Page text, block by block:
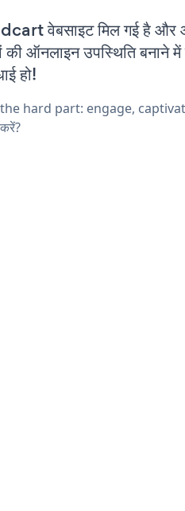
वेबसाइट मिल गई है और
ऑनलाइन उपस्थिति बनाने में
हो!
the hard part: engage,